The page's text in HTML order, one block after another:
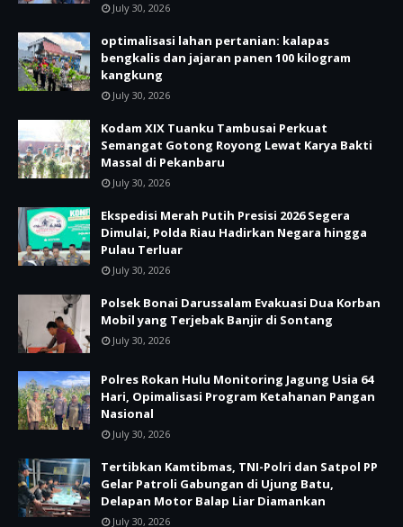
July 30, 2026
optimalisasi lahan pertanian: kalapas
bengkalis dan jajaran panen 100 kilogram
kangkung
July 30, 2026
Kodam XIX Tuanku Tambusai Perkuat
Semangat Gotong Royong Lewat Karya Bakti
Massal di Pekanbaru
July 30, 2026
Ekspedisi Merah Putih Presisi 2026 Segera
Dimulai, Polda Riau Hadirkan Negara hingga
Pulau Terluar
July 30, 2026
Polsek Bonai Darussalam Evakuasi Dua Korban
Mobil yang Terjebak Banjir di Sontang
July 30, 2026
Polres Rokan Hulu Monitoring Jagung Usia 64
Hari, Opimalisasi Program Ketahanan Pangan
Nasional
July 30, 2026
Tertibkan Kamtibmas, TNI-Polri dan Satpol PP
Gelar Patroli Gabungan di Ujung Batu,
Delapan Motor Balap Liar Diamankan
July 30, 2026